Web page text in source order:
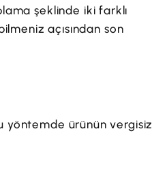
şeklinde iki farklı
açısından son
yöntemde ürünün vergisiz